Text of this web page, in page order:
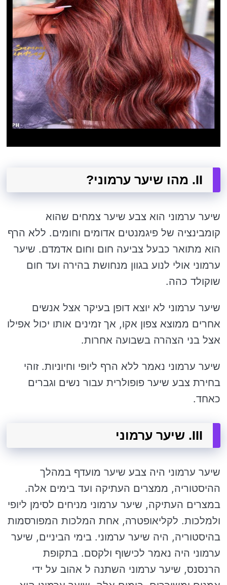
II. מהו שיער ערמוני?
שיער ערמוני הוא צבע שיער צמחים שהוא
קומבינציה של פיגמנטים אדומים וחומים. ללא הרף
הוא מתואר כבעל צביעה חום וחום אדמדם. שיער
ערמוני אולי לנוע בגוון מנחושת בהירה ועד חום
שוקולד כהה.
שיער ערמוני לא יוצא דופן בעיקר אצל אנשים
אחרים ממוצא צפון אקו, אך זמינים אותו יכול אפילו
אצל בני הצהרה בשבועה אחרות.
שיער ערמוני נאמר ללא הרף ליופי וחיוניות. זוהי
בחירת צבע שיער פופולרית עבור נשים וגברים
כאחד.
III. שיער ערמוני
שיער ערמוני היה צבע שיער מועדף במהלך
ההיסטוריה, ממצרים העתיקה ועד בימים אלה.
במצרים העתיקה, שיער ערמוני מניחים לסימן ליופי
ולמלכות. לקליאופטרה, אחת המלכות המפורסמות
בהיסטוריה, היה שיער ערמוני. בימי הביניים, שיער
ערמוני היה נאמר לכישוף ולקסם. בתקופת
הרנסנס, שיער ערמוני השתנה ל אהוב על ידי